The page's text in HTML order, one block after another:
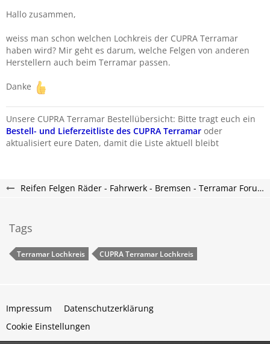
Hallo zusammen,
weiss man schon welchen Lochkreis der CUPRA Terramar
haben wird? Mir geht es darum, welche Felgen von anderen
Herstellern auch beim Terramar passen.
Danke
Unsere CUPRA Terramar Bestellübersicht: Bitte tragt euch ein
Bestell- und Lieferzeitliste des CUPRA Terramar oder
aktualisiert eure Daten, damit die Liste aktuell bleibt
Reifen Felgen Räder - Fahrwerk - Bremsen - Terramar Forum
Tags
Terramar Lochkreis CUPRA Terramar Lochkreis
Impressum
Datenschutzerklärung
Cookie Einstellungen